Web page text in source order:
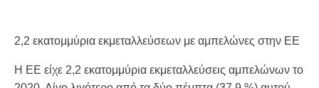
2,2 εκατομμύρια εκμεταλλεύσεων με αμπελώνες στην ΕΕ
Η ΕΕ είχε 2,2 εκατομμύρια εκμεταλλεύσεις αμπελώνων το